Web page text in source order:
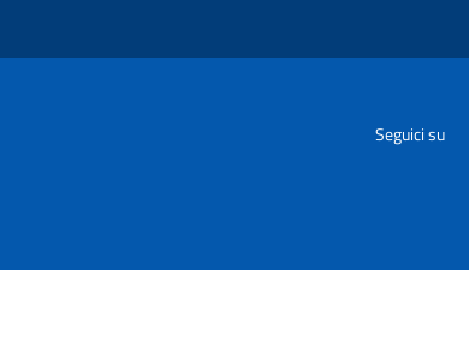
Seguici su